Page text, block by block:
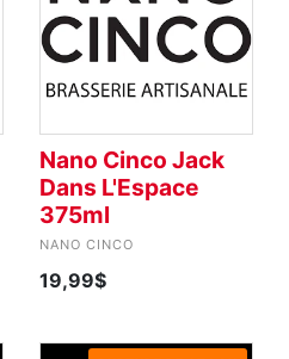
Nano Cinco Jack
Dans L'Espace
375ml
NANO CINCO
19,99$